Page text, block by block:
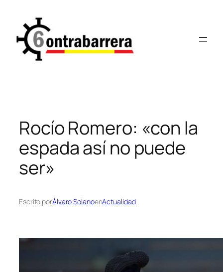
contenido
Rocío Romero: «con la
espada así no puede
ser»
Escrito porÁlvaro SolanoenActualidad